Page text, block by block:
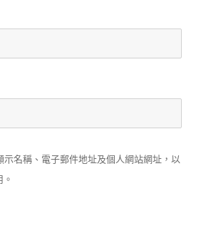
示名稱、電子郵件地址及個人網站網址，以